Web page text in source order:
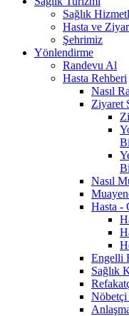
Sağlık
Hasta ve
Şehrimiz
Yönlendirme
Randevu Al
Hasta Rehberi
Nasıl
Ziyaret
Nasıl
Hasta -
Engelli
Sağlık
Nöbetçi